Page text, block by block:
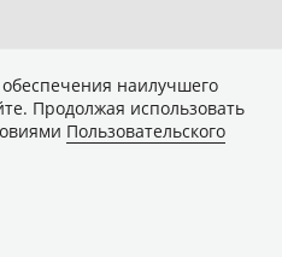
наилучшего
Продолжая использовать
Пользовательского